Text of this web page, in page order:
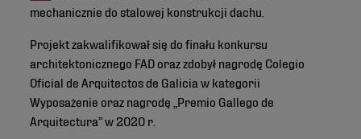
mechanicznie do stalowej konstrukcji dachu.
Projekt zakwalifikował się do finału konkursu
architektonicznego FAD oraz zdobył nagrodę Colegio
Oficial de Arquitectos de Galicia w kategorii
Wyposażenie oraz nagrodę „Premio Gallego de
Arquitectura” w 2020 r.